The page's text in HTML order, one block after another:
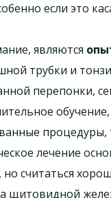
если это
являются
трубки и
перепонки,
обучение,
лечение
считаться
щитовидной